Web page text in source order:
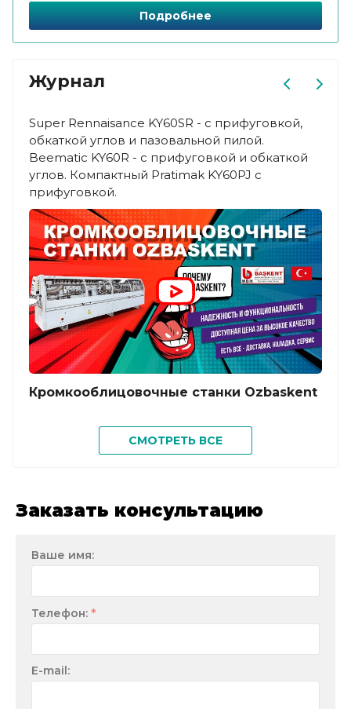
Подробнее
Журнал
Super Rennaisance KY60SR - с прифуговкой,
обкаткой углов и пазовальной пилой.
Beematic KY60R - с прифуговкой и обкаткой
углов. Компактный Pratimak KY60PJ с
прифуговкой.
Кромкооблицовочные станки Ozbaskent
СМОТРЕТЬ ВСЕ
Заказать консультацию
Ваше имя:
Телефон: *
E-mail: